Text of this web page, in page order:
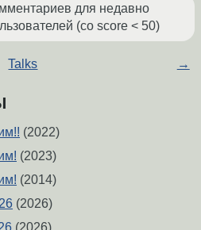
для недавно
(со score < 50)
Talks →
(2022)
(2023)
(2014)
(2026)